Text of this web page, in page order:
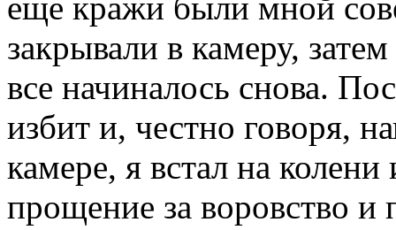
закрывали в камеру,
все начиналось снова.
избит и, честно говоря,
камере, я встал на
прощение за воровство и